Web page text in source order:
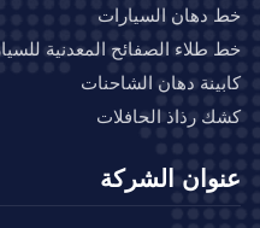
دهان السيارات
الصفائح المعدنية للسيارات
دهان الشاحنات
رذاذ الحافلات
الشركة